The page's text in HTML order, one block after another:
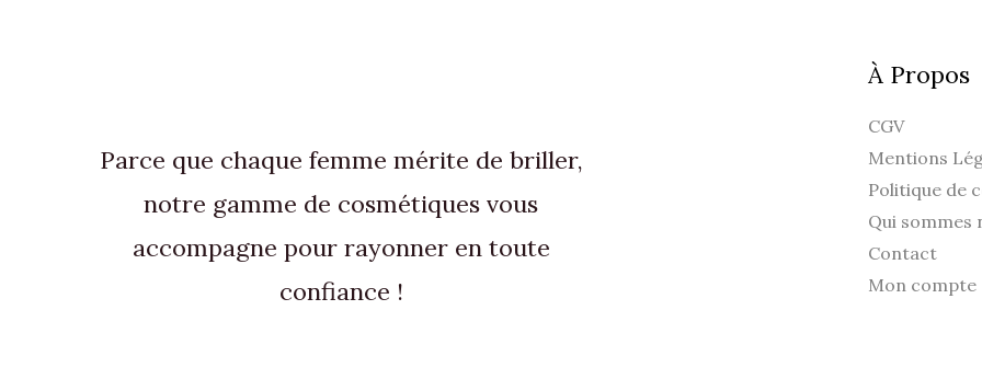
Parce que chaque femme mérite de briller,
notre gamme de cosmétiques vous
accompagne pour rayonner en toute
confiance !
À Propos
CGV
Mentions
Politique de
Qui sommes
Contact
Mon compte